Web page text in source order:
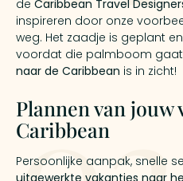
de Caribbean Travel
inspireren door onze
weg. Het zaadje is geplant
voordat die palmboom gaat
naar de Caribbean is in zicht!
Plannen van jouw
Caribbean
Persoonlijke aanpak, snelle
uitgewerkte vakanties naar